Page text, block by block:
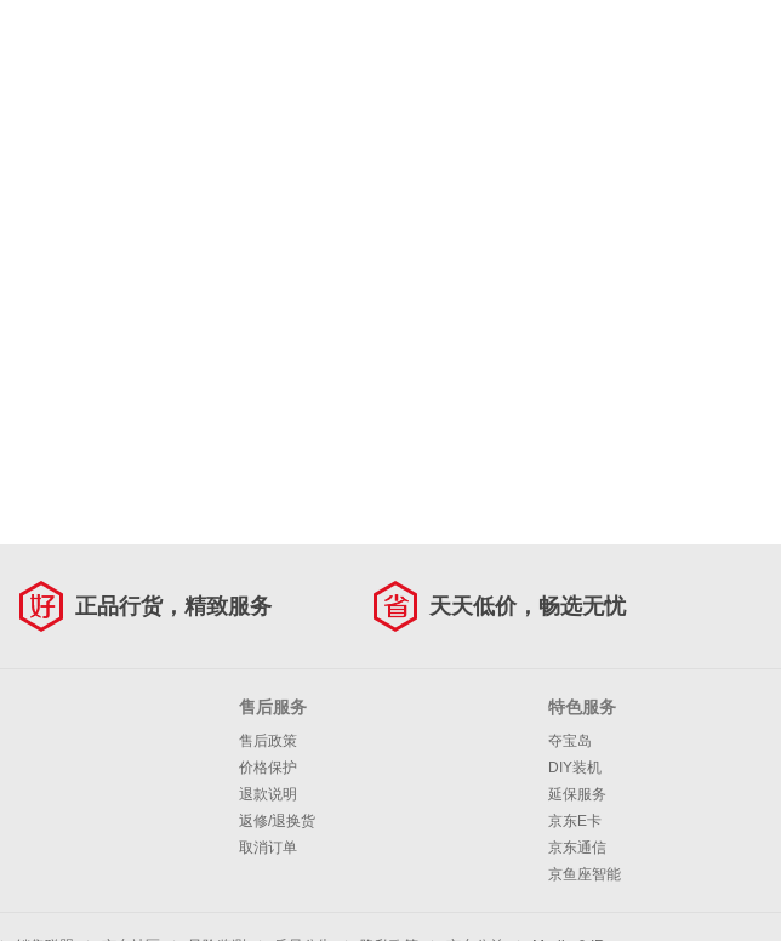
正品行货，精致服务 天天低价，畅选无忧
售后服务
售后政策
价格保护
退款说明
返修/退换货
取消订单
特色服务
夺宝岛
DIY装机
延保服务
京东E卡
京东通信
京鱼座智能